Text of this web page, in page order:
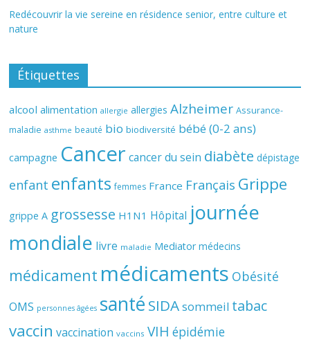
Redécouvrir la vie sereine en résidence senior, entre culture et
nature
Étiquettes
alcool alimentation allergie allergies Alzheimer Assurance-
maladie asthme beauté bio biodiversité bébé (0-2 ans)
campagne Cancer cancer du sein diabète dépistage
enfant enfants femmes France Français Grippe
grippe A grossesse H1N1 Hôpital journée
mondiale livre maladie Mediator médecins
médicament médicaments Obésité
OMS personnes âgées santé SIDAsommeil tabac
vaccin vaccination vaccins VIH épidémie